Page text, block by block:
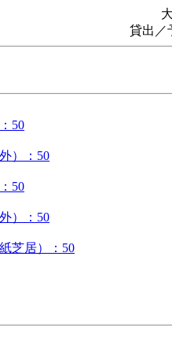
貸出／
50
）：50
50
）：50
芝居）：50